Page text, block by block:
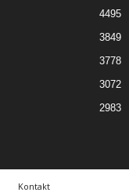
4495
3849
3778
3072
2983
Kontakt